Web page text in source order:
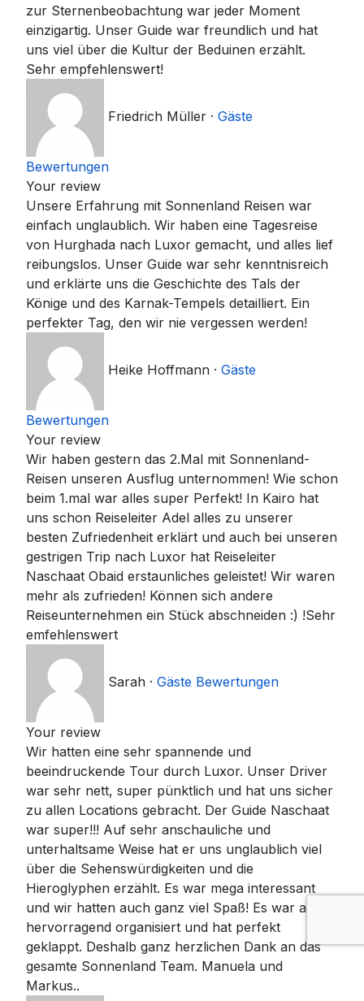
zur Sternenbeobachtung war jeder Moment
einzigartig. Unser Guide war freundlich und hat
uns viel über die Kultur der Beduinen erzählt.
Sehr empfehlenswert!
Friedrich Müller · Gäste
Bewertungen
Your review
Unsere Erfahrung mit Sonnenland Reisen war
einfach unglaublich. Wir haben eine Tagesreise
von Hurghada nach Luxor gemacht, und alles lief
reibungslos. Unser Guide war sehr kenntnisreich
und erklärte uns die Geschichte des Tals der
Könige und des Karnak-Tempels detailliert. Ein
perfekter Tag, den wir nie vergessen werden!
Heike Hoffmann · Gäste
Bewertungen
Your review
Wir haben gestern das 2.Mal mit Sonnenland-
Reisen unseren Ausflug unternommen! Wie schon
beim 1.mal war alles super Perfekt! In Kairo hat
uns schon Reiseleiter Adel alles zu unserer
besten Zufriedenheit erklärt und auch bei unseren
gestrigen Trip nach Luxor hat Reiseleiter
Naschaat Obaid erstaunliches geleistet! Wir waren
mehr als zufrieden! Können sich andere
Reiseunternehmen ein Stück abschneiden :) !Sehr
emfehlenswert
Sarah · Gäste Bewertungen
Your review
Wir hatten eine sehr spannende und
beeindruckende Tour durch Luxor. Unser Driver
war sehr nett, super pünktlich und hat uns sicher
zu allen Locations gebracht. Der Guide Naschaat
war super!!! Auf sehr anschauliche und
unterhaltsame Weise hat er uns unglaublich viel
über die Sehenswürdigkeiten und die
Hieroglyphen erzählt. Es war mega interessant
und wir hatten auch ganz viel Spaß! Es war alles
hervorragend organisiert und hat perfekt
geklappt. Deshalb ganz herzlichen Dank an das
gesamte Sonnenland Team. Manuela und
Markus..